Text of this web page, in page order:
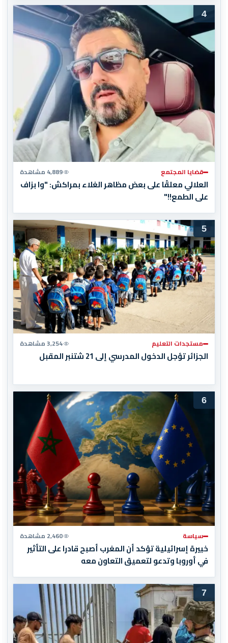
4
قضايا المجتمع 4,889 مشاهدة
العلالي معلقًا على بعض مظاهر الغلاء بمراكش: "وا بزاف
على الطمع!!"
5
مستجدات التعليم 3,254 مشاهدة
الجزائر تؤجل الدخول المدرسي إلى 21 شتنبر المقبل
6
سياسة 2,460 مشاهدة
خبيرة إسرائيلية تؤكد أن المغرب أصبح قادرا على التأثير
في أوروبا وتدعو لتعميق التعاون معه
7